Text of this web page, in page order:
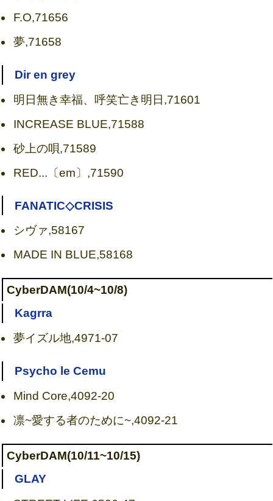
F.O,71656
夢,71658
Dir en grey
明日無き幸福、呼笑亡き明日,71601
INCREASE BLUE,71588
砂上の唄,71589
RED...〔em〕,71590
FANATIC◇CRISIS
シヴァ,58167
MADE IN BLUE,58168
CyberDAM(10/4~10/8)
Kagrra
夢イズル地,4971-07
Psycho le Cemu
Mind Core,4092-20
凛~愛する者のために~,4092-21
CyberDAM(10/11~10/15)
GLAY